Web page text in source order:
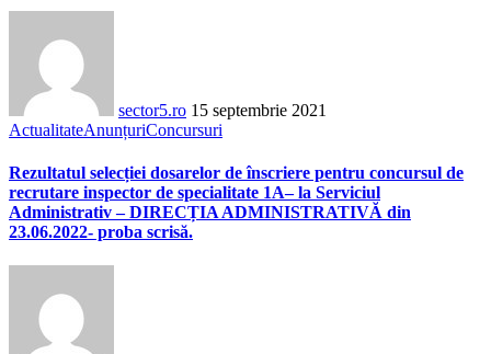
sector5.ro 15 septembrie 2021
ActualitateAnunțuriConcursuri
Rezultatul selecției dosarelor de înscriere pentru concursul de
recrutare inspector de specialitate 1A– la Serviciul
Administrativ – DIRECȚIA ADMINISTRATIVĂ din
23.06.2022- proba scrisă.